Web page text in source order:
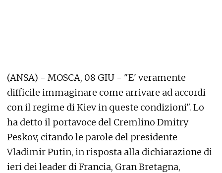
(ANSA) - MOSCA, 08 GIU - "E' veramente
difficile immaginare come arrivare ad accordi
con il regime di Kiev in queste condizioni". Lo
ha detto il portavoce del Cremlino Dmitry
Peskov, citando le parole del presidente
Vladimir Putin, in risposta alla dichiarazione di
ieri dei leader di Francia, Gran Bretagna,